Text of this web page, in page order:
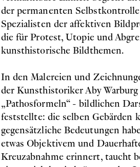
der permanenten
Spezialisten der affektiven
die für Protest, Utopie und
kunsthistorische Bildthemen.
In den Malereien und
der Kunsthistoriker Aby
„Pathosformeln“ - bildlichen
feststellte: die selben
gegensätzliche Bedeutungen
etwas Objektivem und
Kreuzabnahme erinnert, taucht